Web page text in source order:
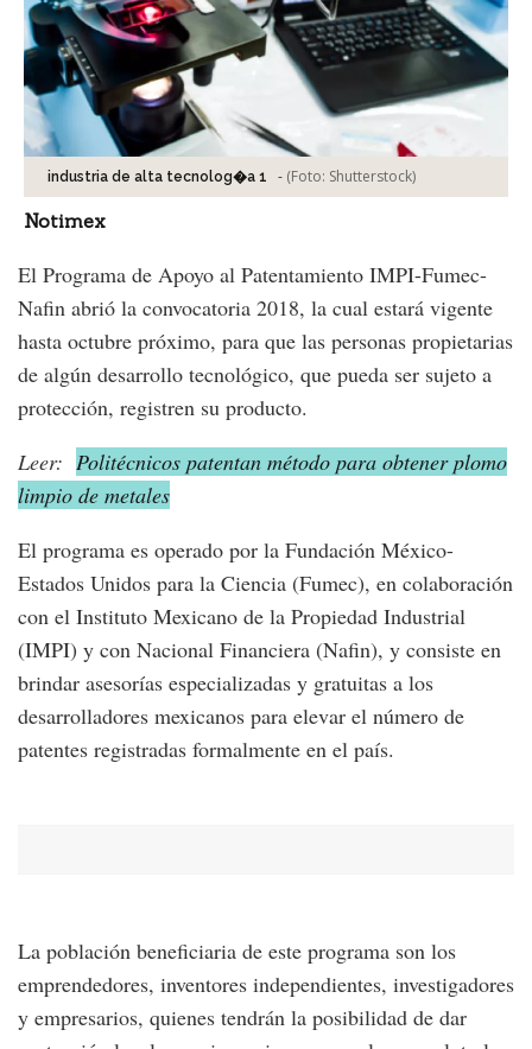
industria de alta tecnolog�a 1 - (Foto: Shutterstock)
Notimex
El Programa de Apoyo al Patentamiento IMPI-Fumec-
Nafin abrió la convocatoria 2018, la cual estará vigente
hasta octubre próximo, para que las personas propietarias
de algún desarrollo tecnológico, que pueda ser sujeto a
protección, registren su producto.
Leer: Politécnicos patentan método para obtener plomo
limpio de metales
El programa es operado por la Fundación México-
Estados Unidos para la Ciencia (Fumec), en colaboración
con el Instituto Mexicano de la Propiedad Industrial
(IMPI) y con Nacional Financiera (Nafin), y consiste en
brindar asesorías especializadas y gratuitas a los
desarrolladores mexicanos para elevar el número de
patentes registradas formalmente en el país.
La población beneficiaria de este programa son los
emprendedores, inventores independientes, investigadores
y empresarios, quienes tendrán la posibilidad de dar